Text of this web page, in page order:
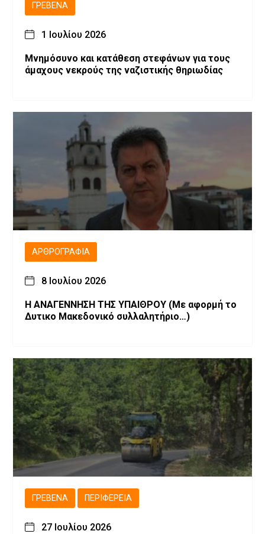
ΓΡΕΒΕΝΆ
1 Ιουλίου 2026
Μνημόσυνο και κατάθεση στεφάνων για τους
άμαχους νεκρούς της ναζιστικής θηριωδίας
ΑΡΘΡΟΓΡΑΦΊΑ
8 Ιουλίου 2026
Η ΑΝΑΓΕΝΝΗΣΗ ΤΗΣ ΥΠΑΙΘΡΟΥ (Με αφορμή το
Δυτικο Μακεδονικό συλλαλητήριο…)
ΓΡΕΒΕΝΆ ΠΕΡΙΦΈΡΕΙΑ
27 Ιουλίου 2026